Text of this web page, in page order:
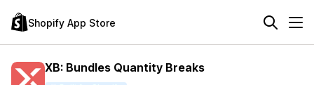
Shopify App Store
XB: Bundles Quantity Breaks